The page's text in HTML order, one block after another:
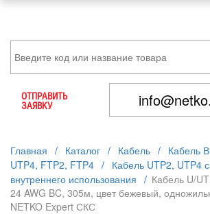
ОТПРАВИТЬ
ЗАЯВКУ
Главная / Каталог / Кабель / Кабель
UTP4, FTP2, FTP4 / Кабель UTP2, UTP4
внутреннего использования / Кабель U/
24 AWG BC, 305м, цвет бежевый,
NETKO Expert СКС